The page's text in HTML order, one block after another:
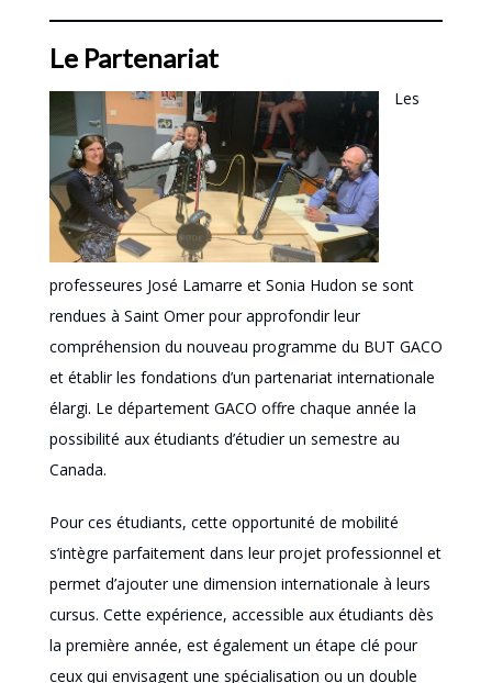
Le Partenariat
Les
professeures José Lamarre et Sonia Hudon se sont
rendues à Saint Omer pour approfondir leur
compréhension du nouveau programme du BUT GACO
et établir les fondations d’un partenariat internationale
élargi. Le département GACO offre chaque année la
possibilité aux étudiants d’étudier un semestre au
Canada.
Pour ces étudiants, cette opportunité de mobilité
s’intègre parfaitement dans leur projet professionnel et
permet d’ajouter une dimension internationale à leurs
cursus. Cette expérience, accessible aux étudiants dès
la première année, est également un étape clé pour
ceux qui envisagent une spécialisation ou un double